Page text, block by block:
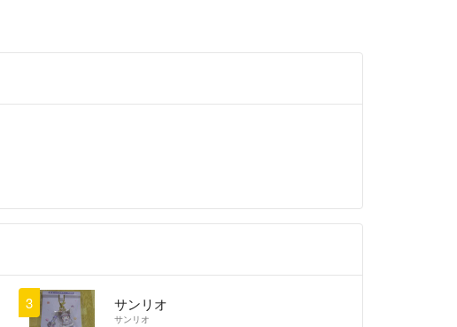
、気分ごとにクッションカバーを変える事で、気分転換にな
す。
リのマイルールです↓
3 サンリオ
サンリオ